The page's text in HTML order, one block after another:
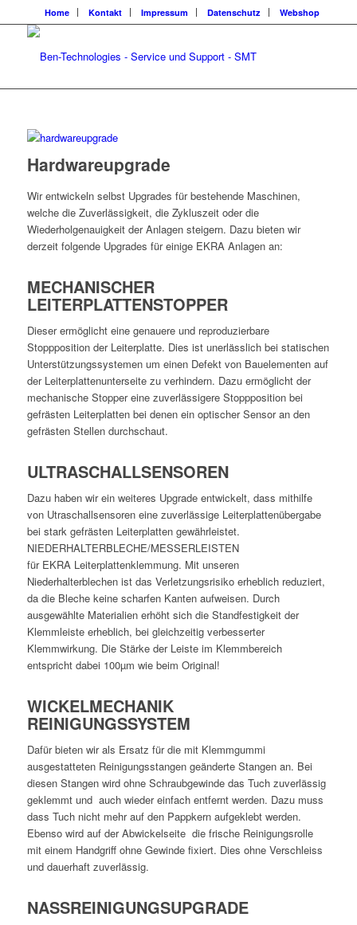
Home Kontakt Impressum Datenschutz Webshop
Hardwareupgrade
Wir entwickeln selbst Upgrades für bestehende Maschinen,
welche die Zuverlässigkeit, die Zykluszeit oder die
Wiederholgenauigkeit der Anlagen steigern. Dazu bieten wir
derzeit folgende Upgrades für einige EKRA Anlagen an:
MECHANISCHER
LEITERPLATTENSTOPPER
Dieser ermöglicht eine genauere und reproduzierbare
Stoppposition der Leiterplatte. Dies ist unerlässlich bei statischen
Unterstützungssystemen um einen Defekt von Bauelementen auf
der Leiterplattenunterseite zu verhindern. Dazu ermöglicht der
mechanische Stopper eine zuverlässigere Stoppposition bei
gefrästen Leiterplatten bei denen ein optischer Sensor an den
gefrästen Stellen durchschaut.
ULTRASCHALLSENSOREN
Dazu haben wir ein weiteres Upgrade entwickelt, dass mithilfe
von Utraschallsensoren eine zuverlässige Leiterplattenübergabe
bei stark gefrästen Leiterplatten gewährleistet.
NIEDERHALTERBLECHE/MESSERLEISTEN
für EKRA Leiterplattenklemmung. Mit unseren
Niederhalterblechen ist das Verletzungsrisiko erheblich reduziert,
da die Bleche keine scharfen Kanten aufweisen. Durch
ausgewählte Materialien erhöht sich die Standfestigkeit der
Klemmleiste erheblich, bei gleichzeitig verbesserter
Klemmwirkung. Die Stärke der Leiste im Klemmbereich
entspricht dabei 100µm wie beim Original!
WICKELMECHANIK
REINIGUNGSSYSTEM
Dafür bieten wir als Ersatz für die mit Klemmgummi
ausgestatteten Reinigungsstangen geänderte Stangen an. Bei
diesen Stangen wird ohne Schraubgewinde das Tuch zuverlässig
geklemmt und auch wieder einfach entfernt werden. Dazu muss
dass Tuch nicht mehr auf den Pappkern aufgeklebt werden.
Ebenso wird auf der Abwickelseite die frische Reinigungsrolle
mit einem Handgriff ohne Gewinde fixiert. Dies ohne Verschleiss
und dauerhaft zuverlässig.
NASSREINIGUNGSUPGRADE